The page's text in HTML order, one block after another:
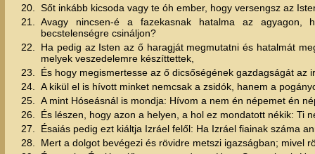
20.
Sőt inkább kicsoda vagy te óh ember, hogy versengsz az
21.
Avagy nincsen-é a fazekasnak hatalma az agyagon,
becstelenségre csináljon?
22.
Ha pedig az Isten az ő haragját megmutatni és hatalmát
melyek veszedelemre készíttettek,
23.
És hogy megismertesse az ő dicsőségének gazdagságát
24.
A kikül el is hívott minket nemcsak a zsidók, hanem a
25.
A mint Hóseásnál is mondja: Hívom a nem én népemet én
26.
És lészen, hogy azon a helyen, a hol ez mondatott nékik: Ti
27.
Ésaiás pedig ezt kiáltja Izráel felől: Ha Izráel fiainak száma
28.
Mert a dolgot bevégezi és rövidre metszi igazságban; mivel